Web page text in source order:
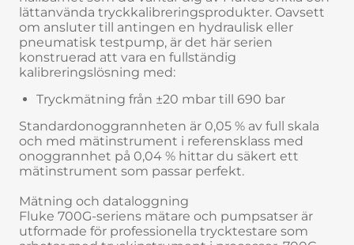
lättanvända tryckkalibreringsprodukter. Oavsett
om ansluter till antingen en hydraulisk eller
pneumatisk testpump, är det här serien
konstruerad att vara en fullständig
kalibreringslösning med:
Tryckmätning från ±20 mbar till 690 bar
Standardonoggrannheten är 0,05 % av full skala
och med mätinstrument i referensklass med
onoggrannhet på 0,04 % hittar du säkert ett
mätinstrument som passar perfekt.
Mätning och dataloggning
Fluke 700G-seriens mätare och pumpsatser är
utformade för professionella trycktestare som